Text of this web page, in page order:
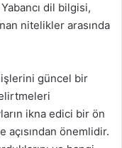
dil bilgisi,
nitelikler arasında
güncel bir
ikna edici bir ön
açısından önemlidir.